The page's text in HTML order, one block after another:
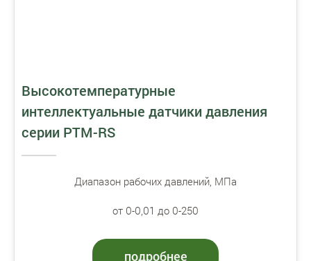
Высокотемпературные
интеллектуальные датчики давления
серии PTM-RS
Диапазон рабочих давлений, МПа
от 0-0,01 до 0-250
подробнее